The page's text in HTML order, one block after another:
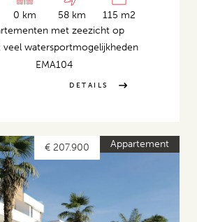
0 km 58 km
115 m2
met zeezicht op
watersportmogelijkheden
EMA104
DETAILS
Appartement
€ 207.900